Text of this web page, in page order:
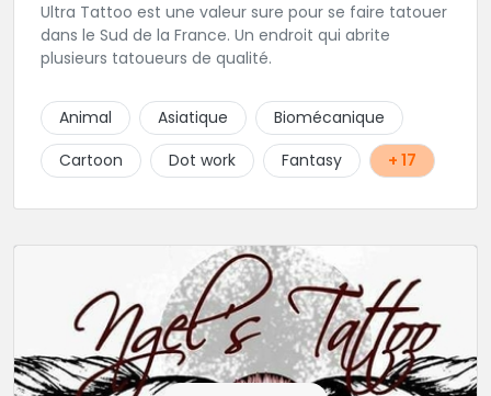
Ultra Tattoo est une valeur sure pour se faire tatouer
dans le Sud de la France. Un endroit qui abrite
plusieurs tatoueurs de qualité.
Animal Asiatique
Biomécanique
Cartoon
Dot work Fantasy + 17